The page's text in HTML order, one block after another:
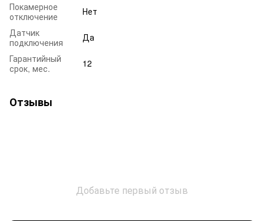
Покамерное
отключение
Нет
Датчик
подключения
Да
Гарантийный
срок, мес.
12
Отзывы
Добавьте первый отзыв